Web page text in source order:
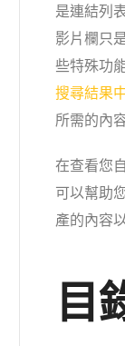
是連結列
影片欄只
些特殊功
搜尋結果
所需的內
在查看您
可以幫助
產的內容
目